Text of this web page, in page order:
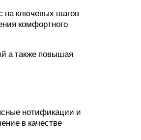
на ключевых шагов
комфортного
а также повышая
нотификации и
в качестве